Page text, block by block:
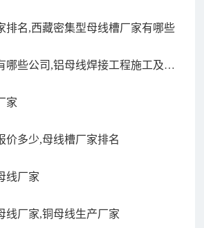
排名,西藏密集型母线槽厂家有哪些
哪些公司,铝母线焊接工程施工及验
家
价多少,母线槽厂家排名
线厂家
线厂家,铜母线生产厂家